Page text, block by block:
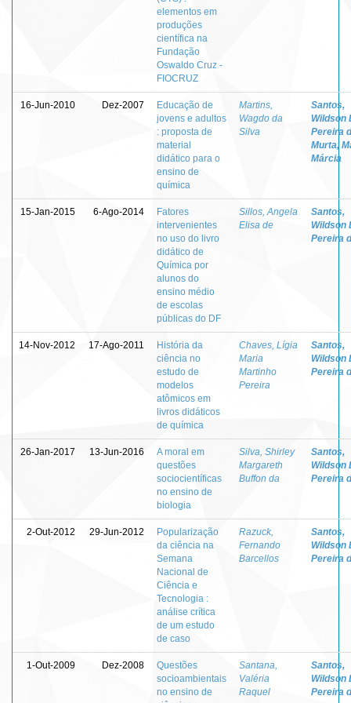
elementos em
produções
científica na
Fundação
Oswaldo Cruz -
FIOCRUZ
16-Jun-2010 Dez-2007
Educação de
jovens e adultos
: proposta de
material
didático para o
ensino de
química
Martins,
Wagdo da
Silva
Santos,
Wildson
Pereira
Murta,
Márcia
15-Jan-2015 6-Ago-2014
Fatores
intervenientes
no uso do livro
didático de
Química por
alunos do
ensino médio
de escolas
públicas do DF
Sillos, Angela
Elisa de
Santos,
Wildson
Pereira
14-Nov-2012 17-Ago-2011
História da
ciência no
estudo de
modelos
atômicos em
livros didáticos
de química
Chaves, Lígia
Maria
Martinho
Pereira
Santos,
Wildson
Pereira
26-Jan-2017 13-Jun-2016
A moral em
questões
sociocientíficas
no ensino de
biologia
Silva, Shirley
Margareth
Buffon da
Santos,
Wildson
Pereira
2-Out-2012 29-Jun-2012
Popularização
da ciência na
Semana
Nacional de
Ciência e
Tecnologia :
análise crítica
de um estudo
de caso
Razuck,
Fernando
Barcellos
Santos,
Wildson
Pereira
1-Out-2009 Dez-2008
Questões
socioambientais
no ensino de
Santana,
Valéria
Raquel
Santos,
Wildson
Pereira